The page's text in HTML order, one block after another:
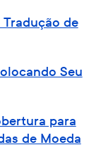
de
Seu
para
de Moeda